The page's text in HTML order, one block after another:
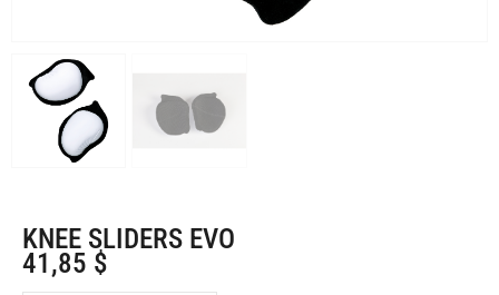
KNEE SLIDERS EVO
41,85 $